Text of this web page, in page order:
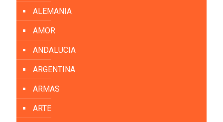
ALEMANIA
AMOR
ANDALUCIA
ARGENTINA
ARMAS
ARTE